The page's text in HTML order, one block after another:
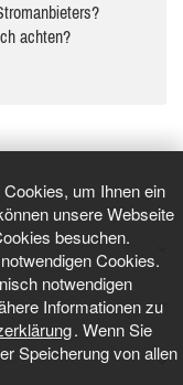
um Ihnen ein
unsere Webseite
besuchen.
Cookies.
notwendigen
Informationen zu
. Wenn Sie
Speicherung von allen
achten?